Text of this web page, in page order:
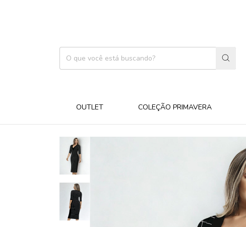
OUTLET COLEÇÃO PRIMAVERA